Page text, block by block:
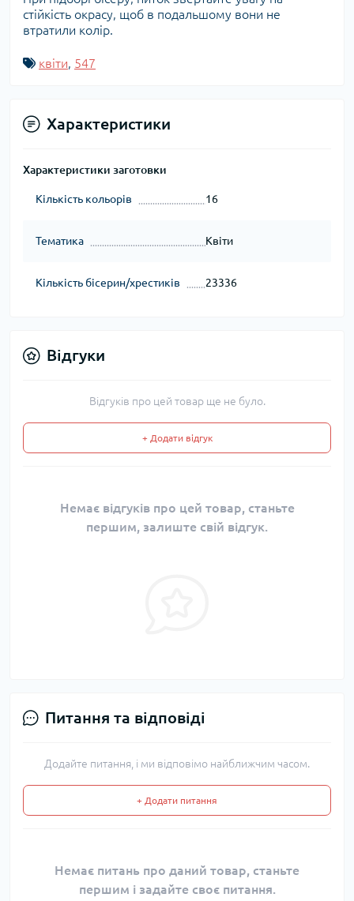
стійкість окрасу, щоб в подальшому вони не
втратили колір.
квіти, 547
Характеристики
Характеристики заготовки
Кількість кольорів 16
Тематика Квіти
Кількість бісерин/хрестиків 23336
Відгуки
Відгуків про цей товар ще не було.
+ Додати відгук
Немає відгуків про цей товар, станьте
першим, залиште свій відгук.
Питання та відповіді
Додайте питання, і ми відповімо найближчим часом.
+ Додати питання
Немає питань про даний товар, станьте
першим і задайте своє питання.